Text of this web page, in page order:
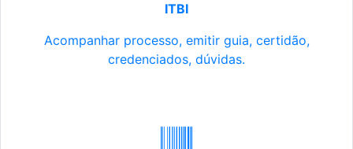
ITBI
Acompanhar processo, emitir guia, certidão,
credenciados, dúvidas.